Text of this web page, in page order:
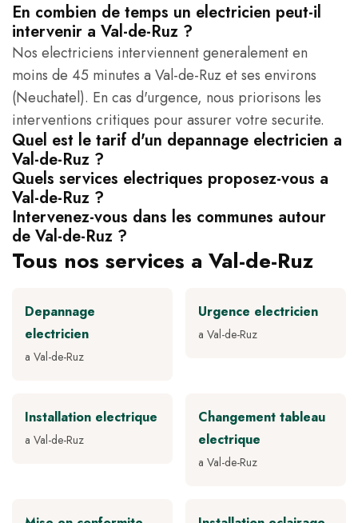
En combien de temps un electricien peut-il
intervenir a Val-de-Ruz ?
Nos electriciens interviennent generalement en
moins de 45 minutes a Val-de-Ruz et ses environs
(Neuchatel). En cas d'urgence, nous priorisons les
interventions critiques pour assurer votre securite.
Quel est le tarif d'un depannage electricien a
Val-de-Ruz ?
Quels services electriques proposez-vous a
Val-de-Ruz ?
Intervenez-vous dans les communes autour
de Val-de-Ruz ?
Tous nos services a Val-de-Ruz
Depannage
electricien
a Val-de-Ruz
Urgence electricien
a Val-de-Ruz
Installation electrique
a Val-de-Ruz
Changement tableau
electrique
a Val-de-Ruz